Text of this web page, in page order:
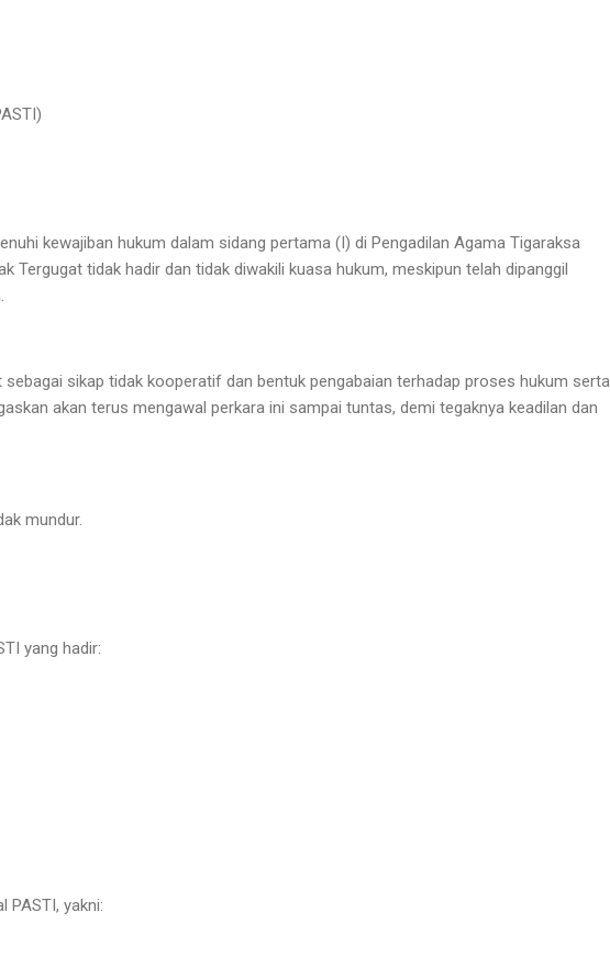
kewajiban hukum dalam sidang pertama (I) di Pengadilan Agama Tigaraksa
Tergugat tidak hadir dan tidak diwakili kuasa hukum, meskipun telah dipanggil
sikap tidak kooperatif dan bentuk pengabaian terhadap proses hukum serta
akan terus mengawal perkara ini sampai tuntas, demi tegaknya keadilan dan
mundur.
yang hadir:
PASTI, yakni: